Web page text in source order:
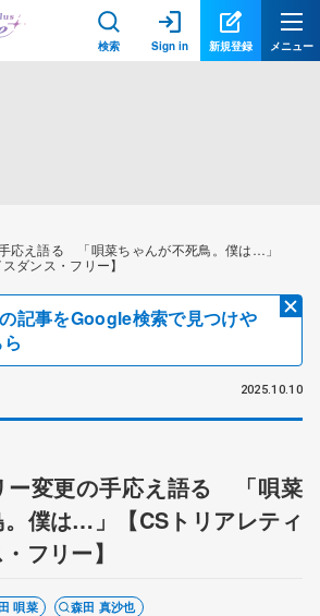
検索 Sign in 新規登録 メニュー
応え語る 「唄菜ちゃんが不死鳥。僕は…」
ダンス・フリー】
記事をGoogle検索で見つけや
2025.10.10
ー変更の手応え語る 「唄菜
僕は…」【CSトリアレティ
フリー】
唄菜 森田 真沙也